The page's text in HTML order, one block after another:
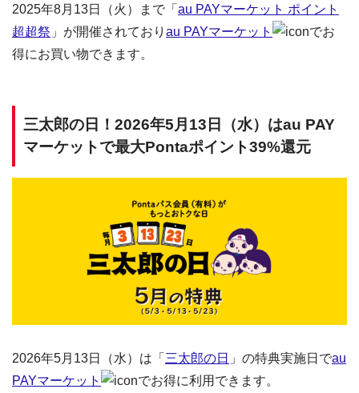
2025年8月13日（火）まで「 au PAYマーケット ポイント
超超祭 」が開催されており au PAYマーケット
でお
得にお買い物できます。
三太郎の日！2026年5月13日（水）はau PAY
マーケットで最大Pontaポイント39%還元
2026年5月13日（水）は「 三太郎の日 」の特典実施日でau
PAYマーケット
でお得に利用できます。